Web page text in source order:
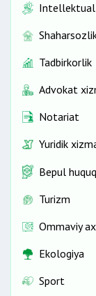
Tadbirkorlik
Advokat
Notariat
Yuridik
Bepul
Turizm
Ommaviy
Ekologiya
Sport